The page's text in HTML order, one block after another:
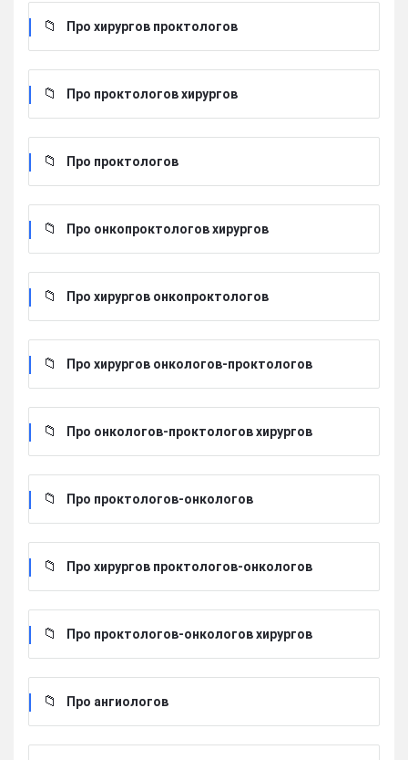
Про хирургов проктологов
Про проктологов хирургов
Про проктологов
Про онкопроктологов хирургов
Про хирургов онкопроктологов
Про хирургов онкологов-проктологов
Про онкологов-проктологов хирургов
Про проктологов-онкологов
Про хирургов проктологов-онкологов
Про проктологов-онкологов хирургов
Про ангиологов